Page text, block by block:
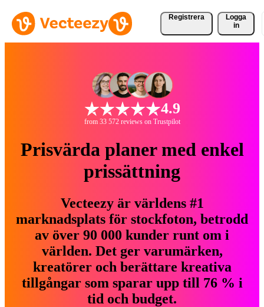
Registrera
Logga
in
4.9
from 33 572 reviews on Trustpilot
Prisvärda planer med enkel
prissättning
Vecteezy är världens #1
marknadsplats för stockfoton, betrodd
av över 90 000 kunder runt om i
världen. Det ger varumärken,
kreatörer och berättare kreativa
tillgångar som sparar upp till 76 % i
tid och budget.